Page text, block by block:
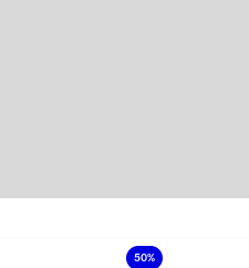
50%